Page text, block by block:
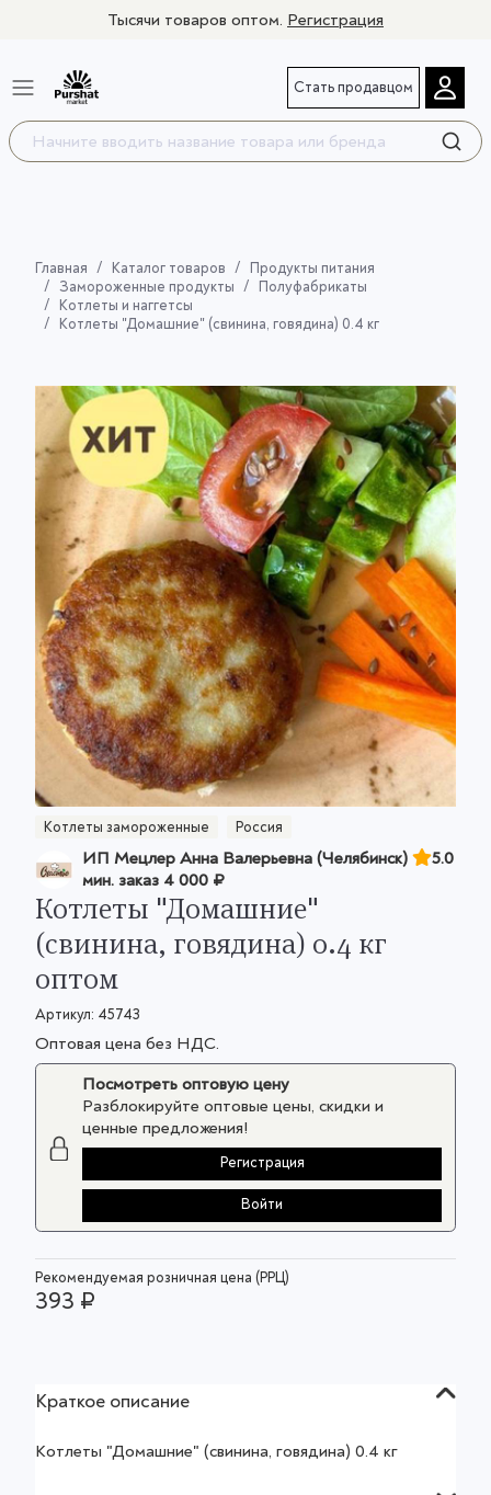
Тысячи товаров оптом. Регистрация
Стать продавцом
Главная Каталог товаров
Продукты питания
Замороженные продукты
Полуфабрикаты
Котлеты и наггетсы
Котлеты "Домашние" (свинина, говядина) 0.4 кг
Котлеты замороженные Россия
ИП Мецлер Анна Валерьевна (Челябинск)
5.0
мин. заказ4 000 ₽
Котлеты "Домашние"
(свинина, говядина) 0.4 кг
оптом
Артикул: 45743
Оптовая цена без НДС.
Посмотреть оптовую цену
Разблокируйте оптовые цены, скидки и
ценные предложения!
Регистрация
Войти
Рекомендуемая розничная цена (РРЦ)
393 ₽
Краткое описание
Котлеты "Домашние" (свинина, говядина) 0.4 кг